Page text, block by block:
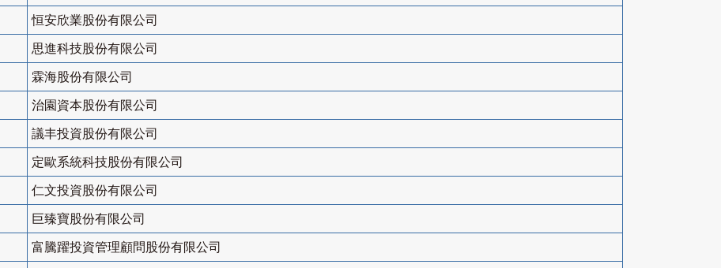
恒安欣業股份有限公司
思進科技股份有限公司
霖海股份有限公司
治園資本股份有限公司
議丰投資股份有限公司
定歐系統科技股份有限公司
仁文投資股份有限公司
巨臻寶股份有限公司
富騰躍投資管理顧問股份有限公司